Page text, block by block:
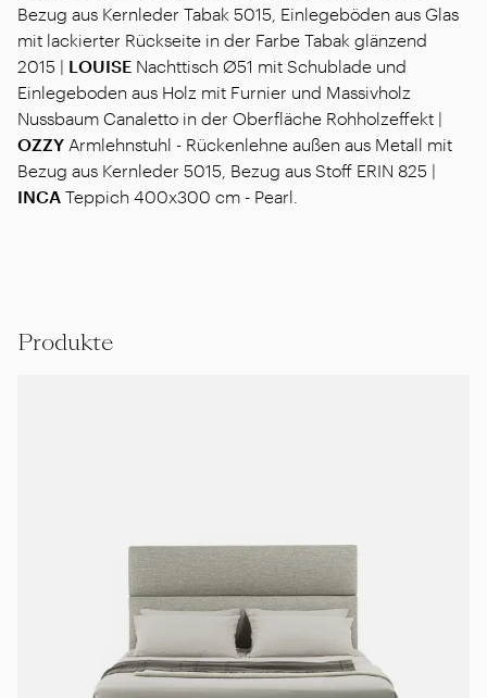
Bezug aus Kernleder Tabak 5015, Einlegeböden aus Glas
mit lackierter Rückseite in der Farbe Tabak glänzend
2015 | LOUISE Nachttisch Ø51 mit Schublade und
Einlegeboden aus Holz mit Furnier und Massivholz
Nussbaum Canaletto in der Oberfläche Rohholzeffekt |
OZZY Armlehnstuhl - Rückenlehne außen aus Metall mit
Bezug aus Kernleder 5015, Bezug aus Stoff ERIN 825 |
INCA Teppich 400x300 cm - Pearl.
Produkte